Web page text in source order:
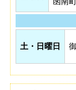
土・日曜日